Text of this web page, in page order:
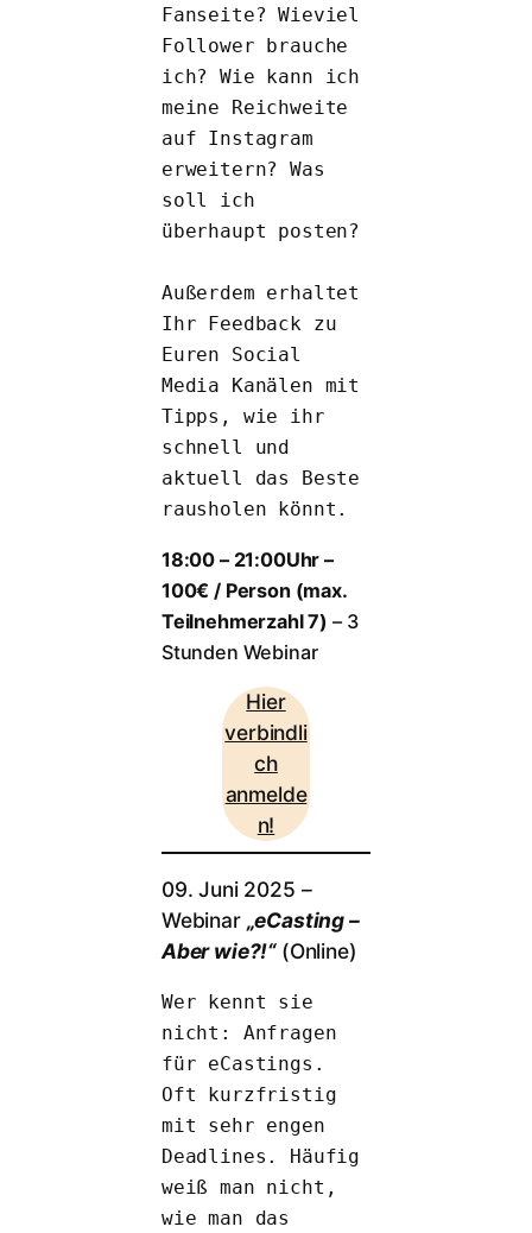
Fanseite? Wieviel
Follower brauche
ich? Wie kann ich
meine Reichweite
auf Instagram
erweitern? Was
soll ich
überhaupt posten?
Außerdem erhaltet
Ihr Feedback zu
Euren Social
Media Kanälen mit
Tipps, wie ihr
schnell und
aktuell das Beste
rausholen könnt.
18:00 – 21:00Uhr –
100€ / Person (max.
Teilnehmerzahl 7) – 3
Stunden Webinar
Hier
verbindli
ch
anmelde
n!
09. Juni 2025 –
Webinar „eCasting –
Aber wie?!“(Online)
Wer kennt sie
nicht: Anfragen
für eCastings.
Oft kurzfristig
mit sehr engen
Deadlines. Häufig
weiß man nicht,
wie man das